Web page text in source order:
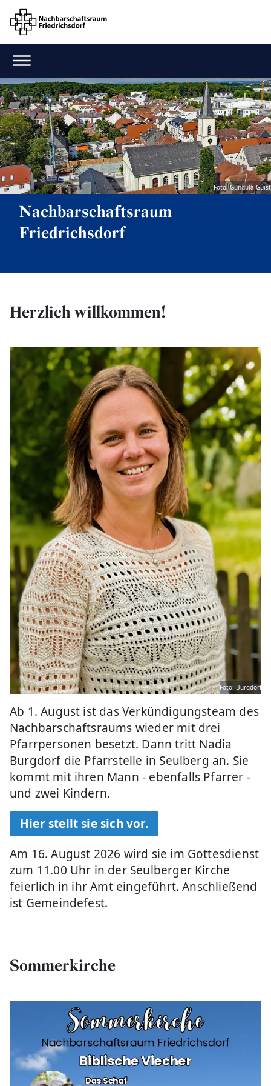
Foto: Gundula Guist
Nachbarschaftsraum
Friedrichsdorf
Herzlich willkommen!
Foto: Burgdorf
Ab 1. August ist das Verkündigungsteam des
Nachbarschaftsraums wieder mit drei
Pfarrpersonen besetzt. Dann tritt Nadia
Burgdorf die Pfarrstelle in Seulberg an. Sie
kommt mit ihren Mann - ebenfalls Pfarrer -
und zwei Kindern.
Hier stellt sie sich vor.
Am 16. August 2026 wird sie im Gottesdienst
zum 11.00 Uhr in der Seulberger Kirche
feierlich in ihr Amt eingeführt. Anschließend
ist Gemeindefest.
Sommerkirche